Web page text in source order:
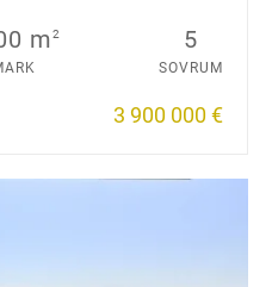
m2 5
SOVRUM
3 900 000 €